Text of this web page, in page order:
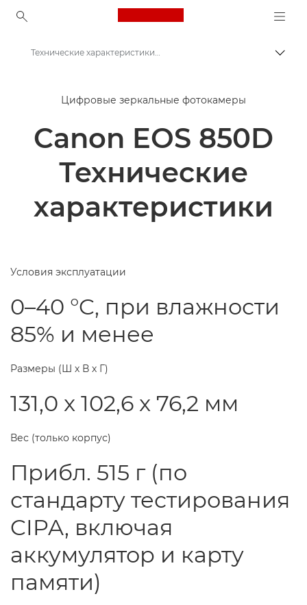
Canon Logo, back to
Цифровые камеры
Canon EOS 850D - Камеры
Технические характеристики и функции - EOS 850D
Цифровые зеркальные фотокамеры
Canon EOS 850D
Технические
характеристики
Условия эксплуатации
0–40 °C, при влажности
85% и менее
Размеры (Ш х В х Г)
131,0 x 102,6 x 76,2 мм
Вес (только корпус)
Прибл. 515 г (по
стандарту тестирования
CIPA, включая
аккумулятор и карту
памяти)